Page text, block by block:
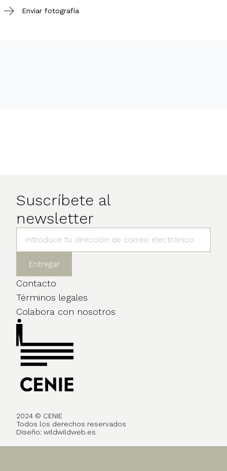
Enviar fotografía
Suscríbete al
newsletter
Contacto
Términos legales
Colabora con nosotros
2024 © CENIE
Todos los derechos reservados
Diseño: wildwildweb.es